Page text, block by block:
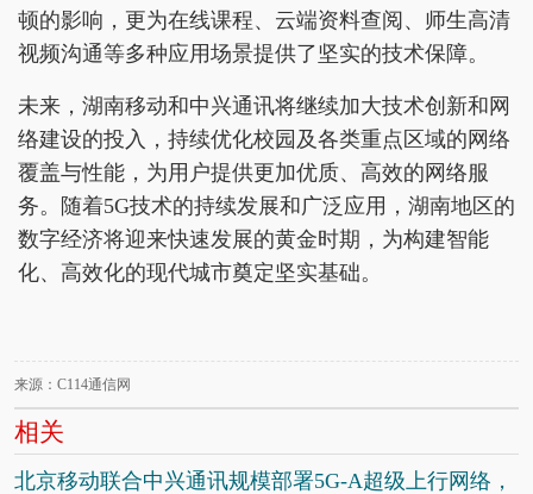
顿的影响，更为在线课程、云端资料查阅、师生高清
视频沟通等多种应用场景提供了坚实的技术保障。
未来，湖南移动和中兴通讯将继续加大技术创新和网
络建设的投入，持续优化校园及各类重点区域的网络
覆盖与性能，为用户提供更加优质、高效的网络服
务。随着5G技术的持续发展和广泛应用，湖南地区的
数字经济将迎来快速发展的黄金时期，为构建智能
化、高效化的现代城市奠定坚实基础。
来源：C114通信网
相关
北京移动联合中兴通讯规模部署5G-A超级上行网络，